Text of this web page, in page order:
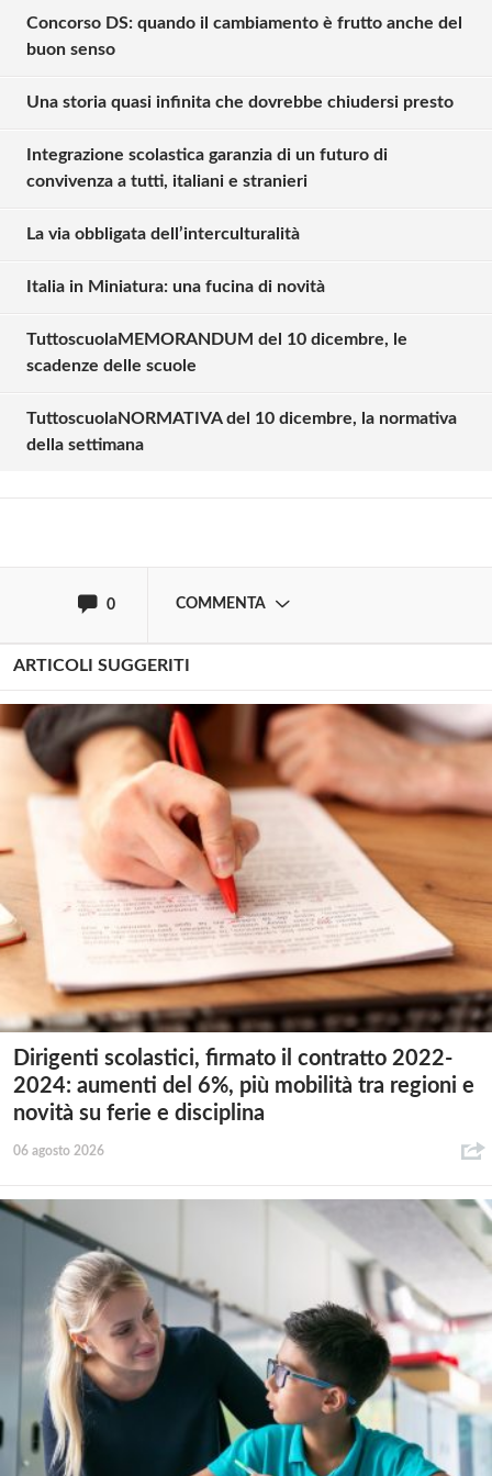
Concorso DS: quando il cambiamento è frutto anche del
buon senso
Una storia quasi infinita che dovrebbe chiudersi presto
Integrazione scolastica garanzia di un futuro di
convivenza a tutti, italiani e stranieri
La via obbligata dell’interculturalità
Italia in Miniatura: una fucina di novità
TuttoscuolaMEMORANDUM del 10 dicembre, le
scadenze delle scuole
TuttoscuolaNORMATIVA del 10 dicembre, la normativa
della settimana
0 COMMENTA
Solo gli utenti registrati possono
Effettua il
ARTICOLI SUGGERITI
Dirigenti scolastici, firmato il contratto 2022-
2024: aumenti del 6%, più mobilità tra regioni e
novità su ferie e disciplina
06 agosto 2026